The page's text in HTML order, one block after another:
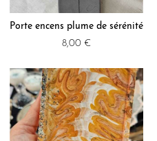
Porte encens plume de sérénité
8,00 €